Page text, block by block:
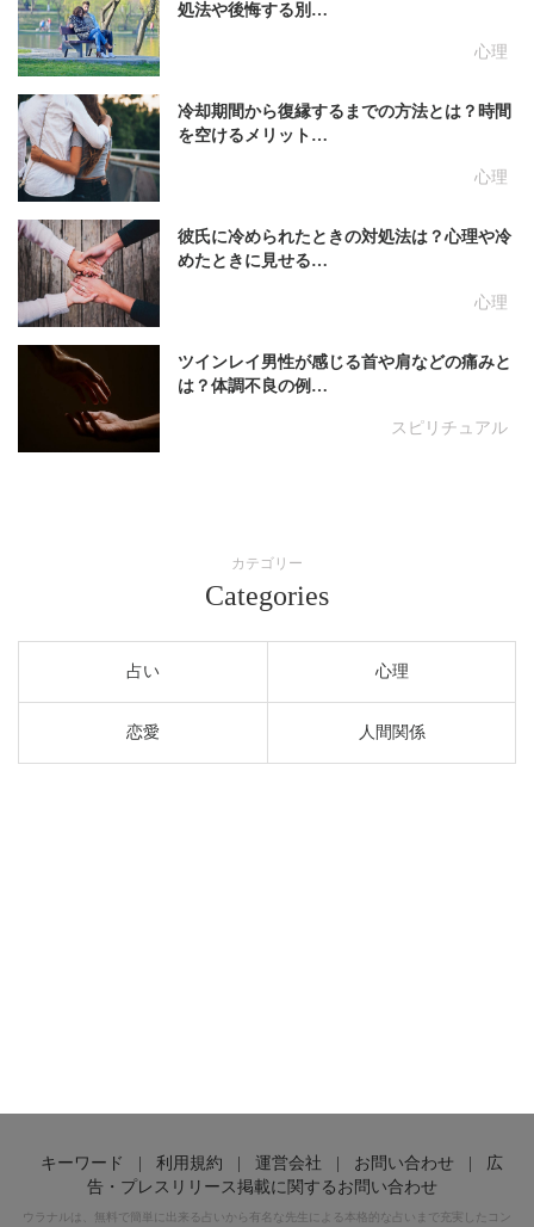
心理
処法や後悔する別…
心理
冷却期間から復縁するまでの方法とは？時間
を空けるメリット…
心理
彼氏に冷められたときの対処法は？心理や冷
めたときに見せる…
スピリチュアル
ツインレイ男性が感じる首や肩などの痛みと
は？体調不良の例…
カテゴリー
Categories
占い 心理
恋愛 人間関係
キーワード | 利用規約 | 運営会社 | お問い合わせ |
広
告・プレスリリース掲載に関するお問い合わせ
ウラナルは、無料で簡単に出来る占いから有名な先生による本格的な占いまで充実したコン